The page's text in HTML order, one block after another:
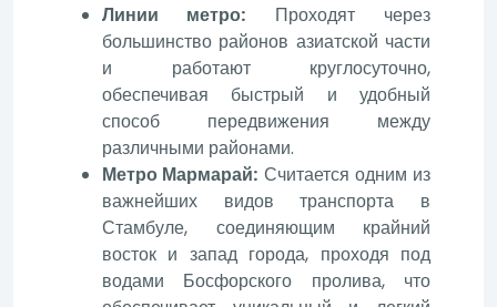
Линии метро: Проходят через
большинство районов азиатской части
и работают круглосуточно,
обеспечивая быстрый и удобный
способ передвижения между
различными районами.
Метро Мармарай: Считается одним из
важнейших видов транспорта в
Стамбуле, соединяющим крайний
восток и запад города, проходя под
водами Босфорского пролива, что